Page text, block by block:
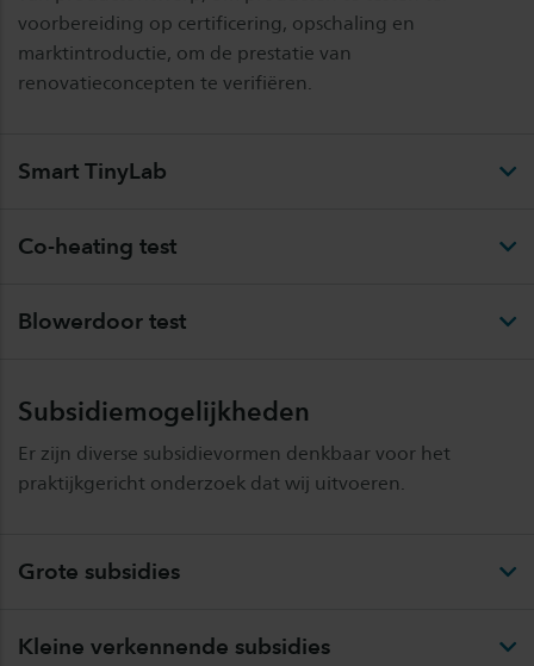
voorbereiding op certificering, opschaling en
marktintroductie, om de prestatie van
renovatieconcepten te verifiëren.
Smart TinyLab
Co-heating test
Blowerdoor test
Subsidiemogelijkheden
Er zijn diverse subsidievormen denkbaar voor het
praktijkgericht onderzoek dat wij uitvoeren.
Grote subsidies
Kleine verkennende subsidies